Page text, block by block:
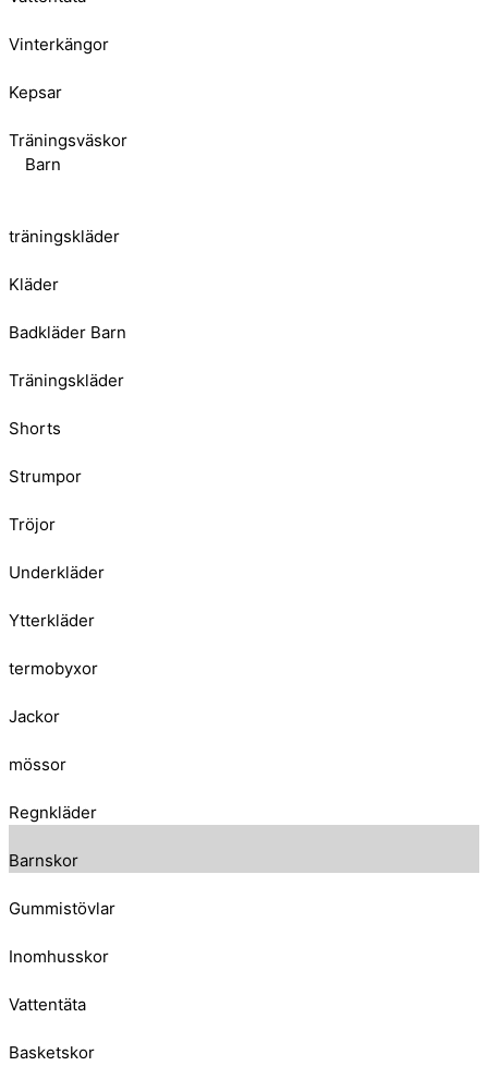
Vinterkängor
Kepsar
Träningsväskor
Barn
träningskläder
Kläder
Badkläder Barn
Träningskläder
Shorts
Strumpor
Tröjor
Underkläder
Ytterkläder
termobyxor
Jackor
mössor
Regnkläder
Barnskor
Gummistövlar
Inomhusskor
Vattentäta
Basketskor